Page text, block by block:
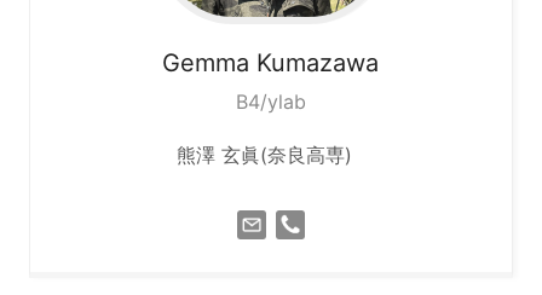
Gemma Kumazawa
B4/ylab
熊澤 玄眞(奈良高専)